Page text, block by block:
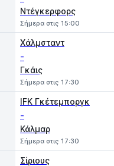
Ντέγκερφορς
Σήμερα στις 15:00
Χάλμσταντ
-
Γκάις
Σήμερα στις 17:30
IFK Γκέτεμποργκ
-
Κάλμαρ
Σήμερα στις 17:30
Σίριους